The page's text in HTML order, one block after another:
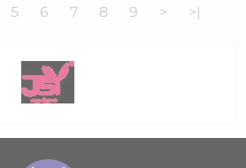
5 6 7 8 9 > >|